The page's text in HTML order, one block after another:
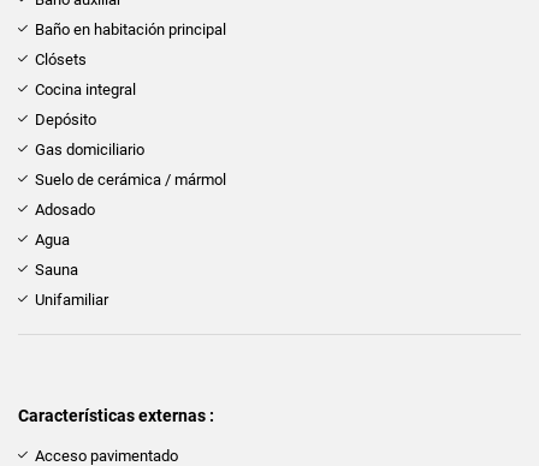
Baño en habitación principal
Clósets
Cocina integral
Depósito
Gas domiciliario
Suelo de cerámica / mármol
Adosado
Agua
Sauna
Unifamiliar
Características externas :
Acceso pavimentado